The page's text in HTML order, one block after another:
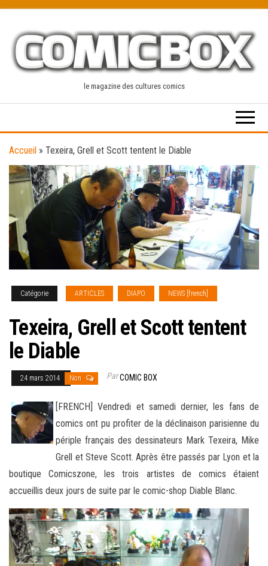
content
le magazine des cultures comics
Accueil » Texeira, Grell et Scott tentent le Diable
Catégorie ARTICLES DIAPO NEWS [french]
Texeira, Grell et Scott tentent
le Diable
24 mars 2014 Non ParCOMIC BOX
[FRENCH] Vendredi et samedi dernier, les fans de
comics ont pu profiter de la déclinaison parisienne du
périple français des dessinateurs Mark Texeira, Mike
Grell et Steve Scott. Après être passés par Lyon et la
boutique Comicszone, les trois artistes de comics étaient
accueillis deux jours de suite par le comic-shop Diable Blanc.